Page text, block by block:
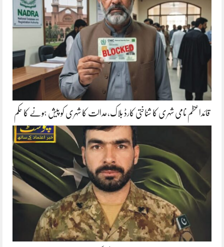
قائداعظم نامی شہری کا شناختی کارڈ بلاک،عدالت کا شہری کو پیش ہونے کا حکم